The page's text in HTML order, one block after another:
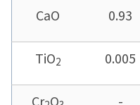
CaO 0.93
TiO2 0.005
Cr O -